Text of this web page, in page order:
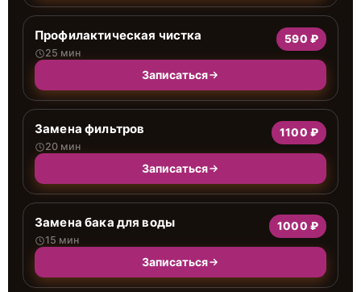
Профилактическая чистка
25 мин
590 ₽
Записаться
Замена фильтров
20 мин
1100 ₽
Записаться
Замена бака для воды
15 мин
1000 ₽
Записаться